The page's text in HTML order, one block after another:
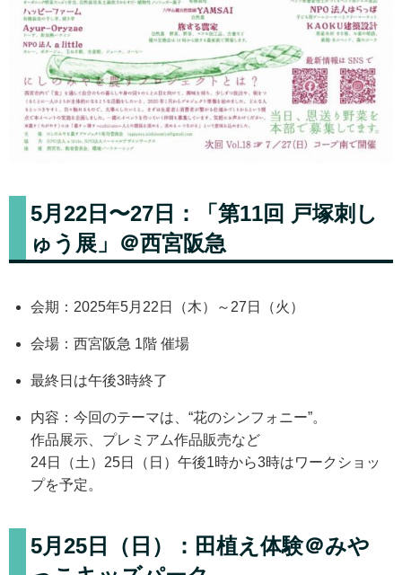
5月22日〜27日：「第11回 戸塚刺し
ゅう展」＠西宮阪急
会期：2025年5月22日（木）～27日（火）
会場：西宮阪急 1階 催場
最終日は午後3時終了
内容：今回のテーマは、“花のシンフォニー”。
作品展示、プレミアム作品販売など
24日（土）25日（日）午後1時から3時はワークショッ
プを予定。
5月25日（日）：田植え体験＠みや